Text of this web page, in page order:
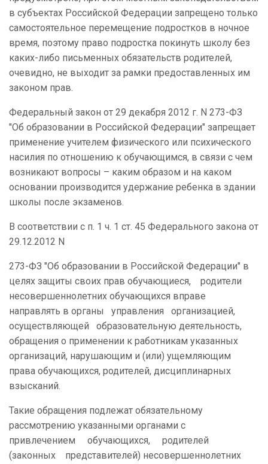
в субъектах Российской Федерации запрещено только
самостоятельное перемещение подростков в ночное
время, поэтому право подростка покинуть школу без
каких-либо письменных обязательств родителей,
очевидно, не выходит за рамки предоставленных им
законом прав.
Федеральный закон от 29 декабря 2012 г. N 273-ФЗ
"Об образовании в Российской Федерации" запрещает
применение учителем физического или психического
насилия по отношению к обучающимся, в связи с чем
возникают вопросы – каким образом и на каком
основании производится удержание ребенка в здании
школы после экзаменов.
В соответствии с п. 1 ч. 1 ст. 45 Федерального закона от
29.12.2012 N
273-ФЗ "Об образовании в Российской Федерации" в
целях защиты своих прав обучающиеся, родители
несовершеннолетних обучающихся вправе
направлять в органы управления организацией,
осуществляющей образовательную деятельность,
обращения о применении к работникам указанных
организаций, нарушающим и (или) ущемляющим
права обучающихся, родителей, дисциплинарных
взысканий.
Такие обращения подлежат обязательному
рассмотрению указанными органами с
привлечением обучающихся, родителей
(законных представителей) несовершеннолетних